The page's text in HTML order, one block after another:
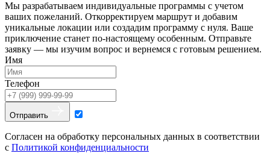
Мы разрабатываем индивидуальные программы с учетом
ваших пожеланий. Откорректируем маршрут и добавим
уникальные локации или создадим программу с нуля. Ваше
приключение станет по-настоящему особенным. Отправьте
заявку — мы изучим вопрос и вернемся с готовым решением.
Имя
Телефон
Отправить
Согласен на обработку персональных данных в соответствии
с Политикой конфиденциальности